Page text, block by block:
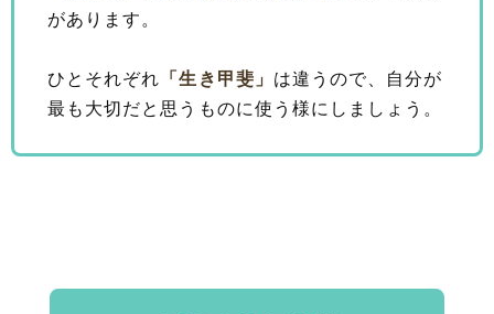
があります。
ひとそれぞれ 「生き甲斐」 は違うので、自分が
最も大切だと思うものに使う様にしましょう。